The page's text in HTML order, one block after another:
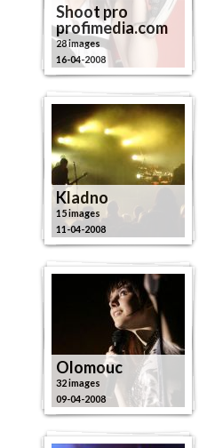
Shoot pro
profimedia.com
28 images
16-04-2008
Kladno
15 images
11-04-2008
Olomouc
32 images
09-04-2008